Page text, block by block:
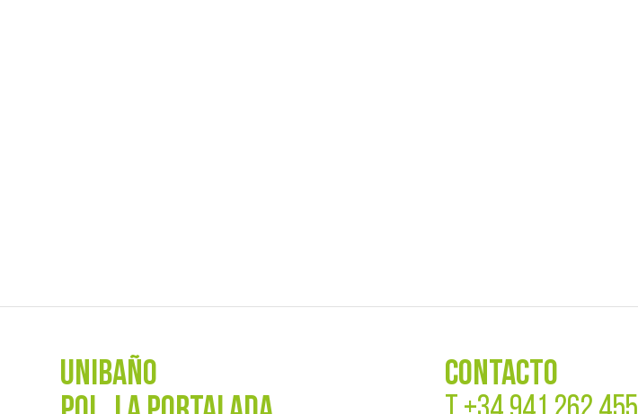
UNIBAÑO
CONTACTO